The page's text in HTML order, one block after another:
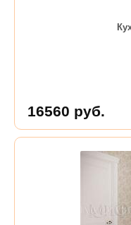
16560 руб.